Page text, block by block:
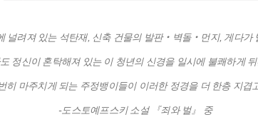
널려져 있는 석탄재, 신축 건물의 발판‧벽돌‧먼지, 게다
정신이 혼탁해져 있는 이 청년의 신경을 일시에 불쾌하게
히 마주치게 되는 주정뱅이들이 이러한 정경을 더 한층 지겹
-도스토예프스키 소설 『죄와 벌』 중